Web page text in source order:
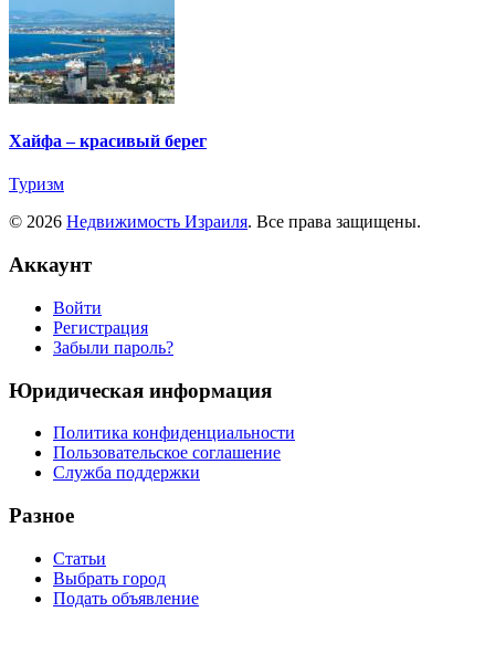
Хайфа – красивый берег
Туризм
© 2026 Недвижимость Израиля. Все права защищены.
Аккаунт
Войти
Регистрация
Забыли пароль?
Юридическая информация
Политика конфиденциальности
Пользовательское соглашение
Служба поддержки
Разное
Статьи
Выбрать город
Подать объявление